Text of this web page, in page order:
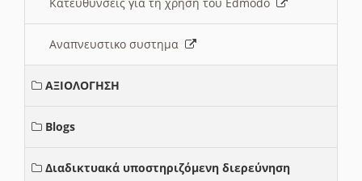
Αναπνευστικο συστημα
ΑΞΙΟΛΟΓΗΣΗ
Blogs
Διαδικτυακά υποστηριζόμενη διερεύνηση